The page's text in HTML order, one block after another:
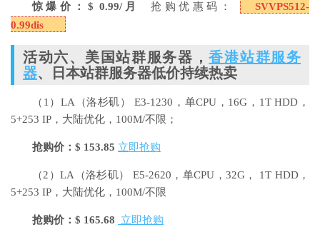
惊爆价：$ 0.99/月 抢购优惠码：
SVVPS512-
0.99dis
活动六、美国站群服务器，香港站群服务
器、日本站群服务器低价持续热卖
（1）LA（洛杉矶）
E3-1230，单CPU，16G，1T HDD，
5+253 IP，大陆优化，100M/不限；
抢购价：$ 153.85 立即抢购
（2）LA（洛杉矶）
E5-2620，单CPU，32G， 1T HDD，
5+253 IP，大陆优化，100M/不限
抢购价：$ 165.68 立即抢购